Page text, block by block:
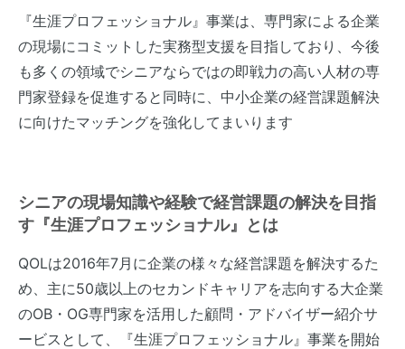
『生涯プロフェッショナル』事業は、専門家による企業
の現場にコミットした実務型支援を目指しており、今後
も多くの領域でシニアならではの即戦力の高い人材の専
門家登録を促進すると同時に、中小企業の経営課題解決
に向けたマッチングを強化してまいります
シニアの現場知識や経験で経営課題の解決を目指
す『生涯プロフェッショナル』とは
QOLは2016年7月に企業の様々な経営課題を解決するた
め、主に50歳以上のセカンドキャリアを志向する大企業
のOB・OG専門家を活用した顧問・アドバイザー紹介サ
ービスとして、『生涯プロフェッショナル』事業を開始